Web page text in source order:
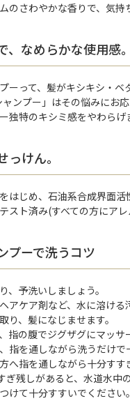
のさわやかな香りで、気
、なめらかな使用感。
ーって、髪がキシキシ・
ャンプー」はその悩みにお
独特のキシミ感をやわら
けん。
はじめ、石油系合成界面
スト済み(すべての方にア
プーで洗うコツ
、予洗いしましょう。
アケア剤など、水に溶ける
り、髪になじませます。
指の腹でジグザグにマッサ
指を通しながら洗うだけで
へ指を通しながら十分すす
ぎ残しがあると、水道水中
けて十分すすいでください。